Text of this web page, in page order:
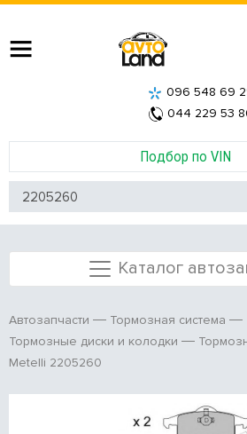
Подбор по VIN
096 548 69
044 229 53
Каталог
Автозапчасти
Тормозная система
Тормозные диски и колодки
Metelli 2205260